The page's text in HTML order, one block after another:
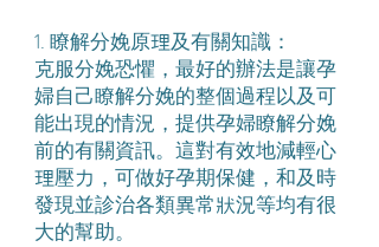
1. 瞭解分娩原理及有關知識：
克服分娩恐懼，最好的辦法是讓孕
婦自己瞭解分娩的整個過程以及可
能出現的情況，提供孕婦瞭解分娩
前的有關資訊。這對有效地減輕心
理壓力，可做好孕期保健，和及時
發現並診治各類異常狀況等均有很
大的幫助。